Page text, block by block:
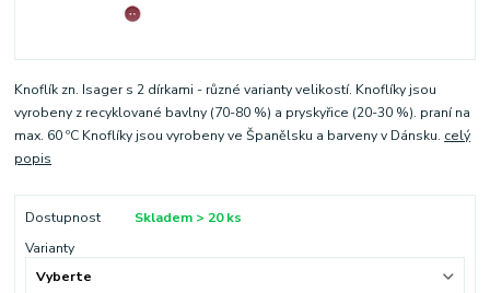
Knoflík zn. Isager s 2 dírkami - různé varianty velikostí. Knoflíky jsou
vyrobeny z recyklované bavlny (70-80 %) a pryskyřice (20-30 %). praní na
max. 60 ºC Knoflíky jsou vyrobeny ve Španělsku a barveny v Dánsku. celý
popis
Dostupnost
Skladem > 20 ks
Varianty